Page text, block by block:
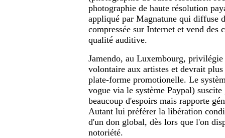
photographie de haute résolution
appliqué par Magnatune qui diffuse
compressée sur Internet et vend des
qualité auditive.
Jamendo, au Luxembourg,
volontaire aux artistes et devrait
plate-forme promotionelle. Le
vogue via le système Paypal) suscite
beaucoup d'espoirs mais rapporte
Autant lui préférer la libération
d'un don global, dès lors que l'on
notoriété.